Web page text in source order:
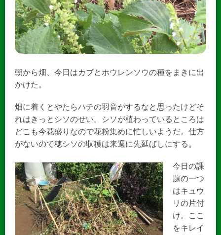
朝から畑、今日はカブとホウレンソウの種をまきに出
かけた。
畑に着くとやたらハチの羽音がするなと思ったけどそ
れはきっとシソのせい。シソが植わっているところは
どこも今花盛りなので花粉集めに忙しいようだ。仕方
がないので穂シソの収穫は来週に先延ばしにする。
今日の課
題の一つ
はキュウ
リの片付
け。ここ
をキレイ